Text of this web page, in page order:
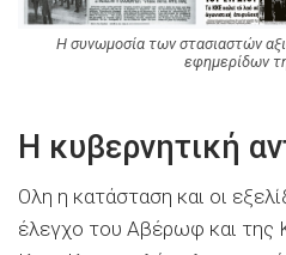
Η συνωμοσία των στασιαστών
εφημερίδων
Η κυβερνητική
Ολη η κατάσταση και οι
έλεγχο του Αβέρωφ και